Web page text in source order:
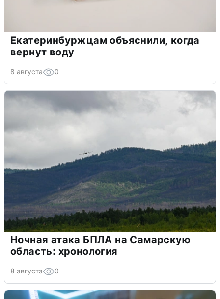
Екатеринбуржцам объяснили, когда
вернут воду
8 августа 0
Ночная атака БПЛА на Самарскую
область: хронология
8 августа 0